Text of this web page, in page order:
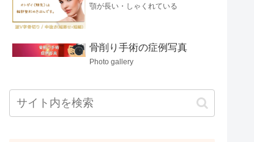
顎が長い・しゃくれている
骨削り手術の症例写真
Photo gallery